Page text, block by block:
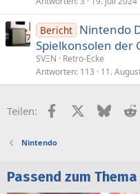
Bericht Nintendo
Spielkonsolen der
SVΞN
Retro-Ecke
Antworten 113 11.
Teilen: FacebookX (Twitter)
Bluesky
Nintendo
Passend zum Thema